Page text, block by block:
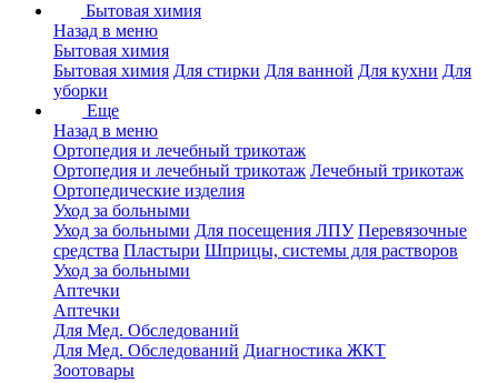
Бытовая химия
Назад в меню
Бытовая химия
Бытовая химия Для стирки Для ванной Для кухни Для
уборки
Еще
Назад в меню
Ортопедия и лечебный трикотаж
Ортопедия и лечебный трикотаж Лечебный трикотаж
Ортопедические изделия
Уход за больными
Уход за больными Для посещения ЛПУ Перевязочные
средства Пластыри Шприцы, системы для растворов
Уход за больными
Аптечки
Аптечки
Для Мед. Обследований
Для Мед. Обследований Диагностика ЖКТ
Зоотовары